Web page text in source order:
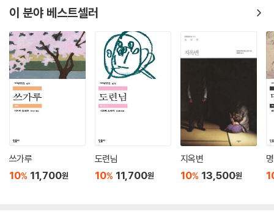
이 분야 베스트셀러
쓰가루
10% 11,700원
도련님
10% 11,700원
지옥변
10% 13,500원